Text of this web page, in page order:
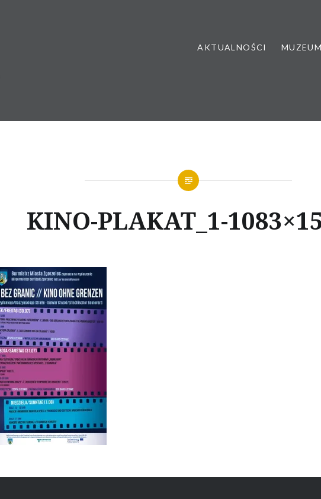
AKTUALNOŚCI MUZEUM
KINO-PLAKAT_1-